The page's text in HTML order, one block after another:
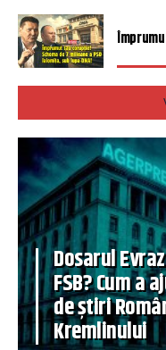
Dosarul
FSB? Cum a
de știri
Kremlinului